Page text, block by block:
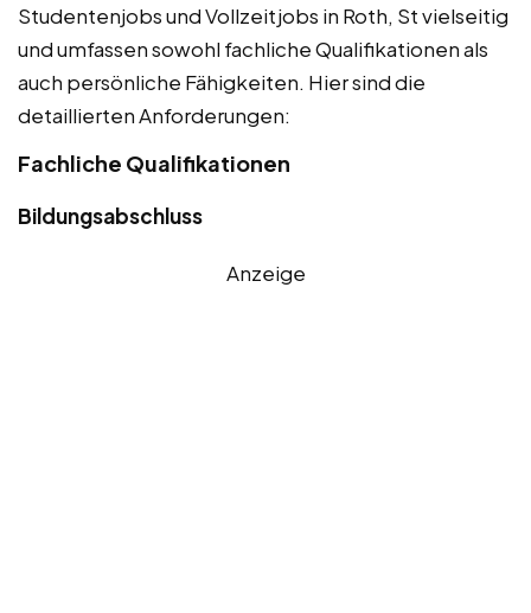
Studentenjobs und Vollzeitjobs in Roth, St vielseitig
und umfassen sowohl fachliche Qualifikationen als
auch persönliche Fähigkeiten. Hier sind die
detaillierten Anforderungen:
Fachliche Qualifikationen
Bildungsabschluss
Anzeige